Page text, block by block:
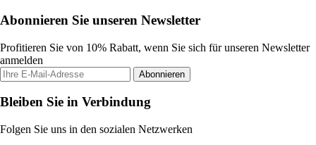
Abonnieren Sie unseren Newsletter
Profitieren Sie von 10% Rabatt, wenn Sie sich für unseren Newsletter
anmelden
Abonnieren
Bleiben Sie in Verbindung
Folgen Sie uns in den sozialen Netzwerken